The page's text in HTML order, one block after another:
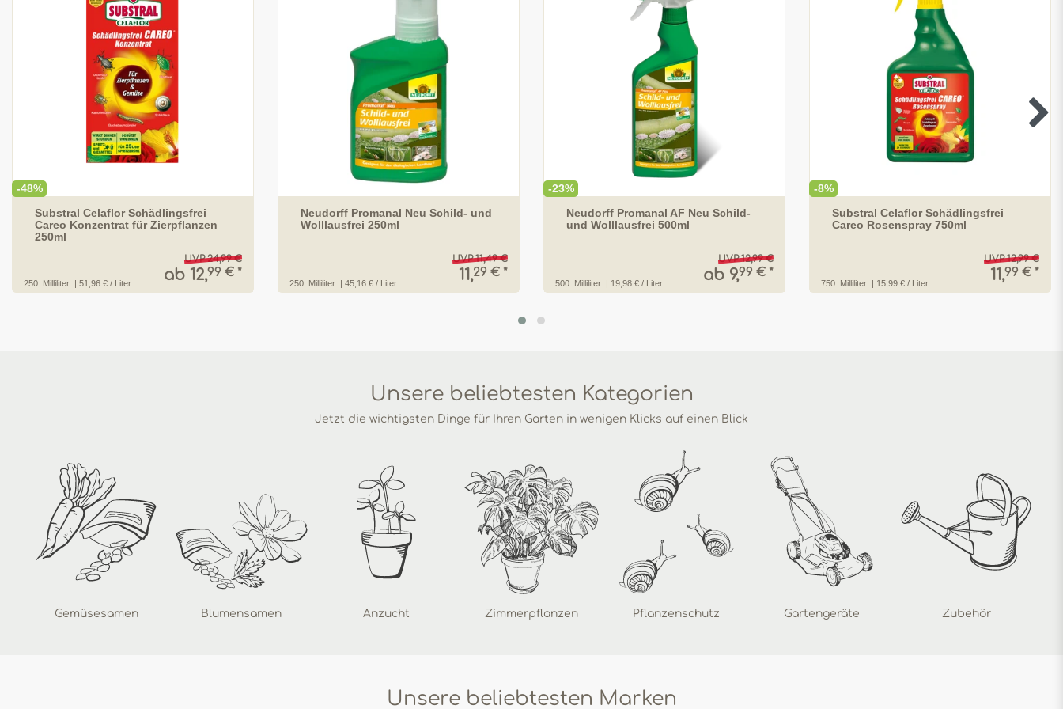
-48%
Substral Celaflor Schädlingsfrei
Careo Konzentrat für Zierpflanzen
250ml
UVP 24,99 €
ab 12,99 € *
250 Milliliter | 51,96 € / Liter
Neudorff Promanal Neu Schild- und
Wolllausfrei 250ml
UVP 11,49 €
11,29 € *
250 Milliliter | 45,16 € / Liter
-23%
Neudorff Promanal AF Neu Schild-
und Wolllausfrei 500ml
UVP 12,99 €
ab 9,99 € *
500 Milliliter | 19,98 € / Liter
-8%
Substral Celaflor Schädlingsfrei
Careo Rosenspray 750ml
UVP 12,99 €
11,99 € *
750 Milliliter | 15,99 € / Liter
Unsere beliebtesten Kategorien
Jetzt die wichtigsten Dinge für Ihren Garten in wenigen Klicks auf einen Blick
Gemüsesamen Blumensamen Anzucht Zimmerpflanzen Pflanzenschutz Gartengeräte Zubehör
Unsere beliebtesten Marken